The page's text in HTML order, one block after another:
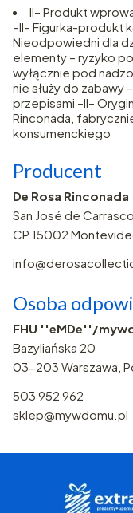
II– Produkt
–II– Figurka-produkt
Nieodpowiedni dla
elementy – ryzyko
wyłącznie pod
nie służy do zabawy
przepisami –II–
Rinconada,
konsumenckiego
Producent
De Rosa Rinconada
San José de Carrasco
CP 15002
Osoba
FHU ''eMDe''/
Bazyliańska 20
03-203 Warszawa,
503 952 962
sklep@mywdomu.pl